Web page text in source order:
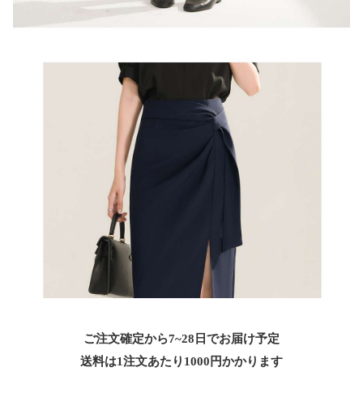
ご注文確定から7~28日でお届け予定
送料は1注文あたり 1000 円かかります